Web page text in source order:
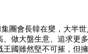
團會長韓在燮，大半
做大盤生意、追求更
王國雖然堅不可摧，但